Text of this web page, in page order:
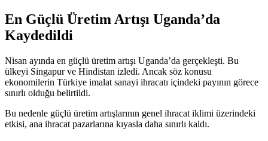
En Güçlü Üretim Artışı Uganda’da
Kaydedildi
Nisan ayında en güçlü üretim artışı Uganda’da gerçekleşti. Bu
ülkeyi Singapur ve Hindistan izledi. Ancak söz konusu
ekonomilerin Türkiye imalat sanayi ihracatı içindeki payının görece
sınırlı olduğu belirtildi.
Bu nedenle güçlü üretim artışlarının genel ihracat iklimi üzerindeki
etkisi, ana ihracat pazarlarına kıyasla daha sınırlı kaldı.